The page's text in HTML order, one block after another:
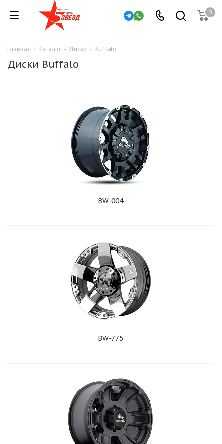
0
Главная - Каталог - Диски - Buffalo
Диски Buffalo
BW-004
BW-775